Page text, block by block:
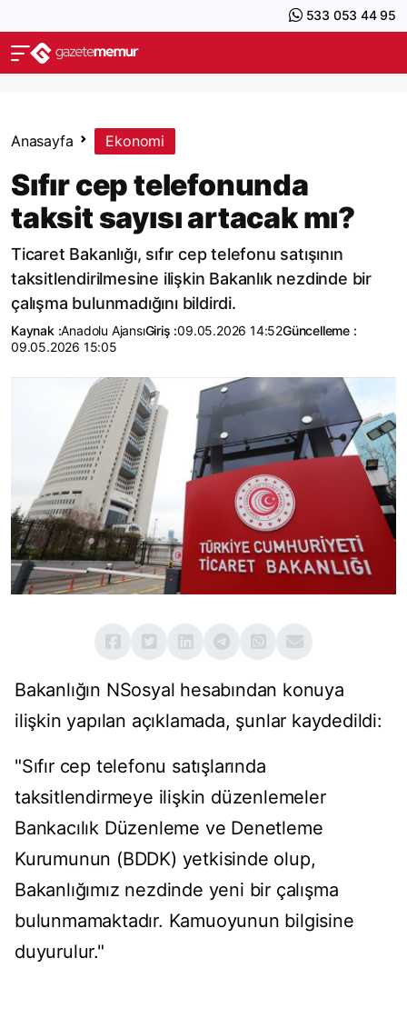
533 053 44 95
Anasayfa Ekonomi
Sıfır cep telefonunda
taksit sayısı artacak mı?
Ticaret Bakanlığı, sıfır cep telefonu satışının
taksitlendirilmesine ilişkin Bakanlık nezdinde bir
çalışma bulunmadığını bildirdi.
Kaynak :Anadolu AjansıGiriş :09.05.2026 14:52Güncelleme :
09.05.2026 15:05
Bakanlığın NSosyal hesabından konuya
ilişkin yapılan açıklamada, şunlar kaydedildi:
"Sıfır cep telefonu satışlarında
taksitlendirmeye ilişkin düzenlemeler
Bankacılık Düzenleme ve Denetleme
Kurumunun (BDDK) yetkisinde olup,
Bakanlığımız nezdinde yeni bir çalışma
bulunmamaktadır. Kamuoyunun bilgisine
duyurulur."